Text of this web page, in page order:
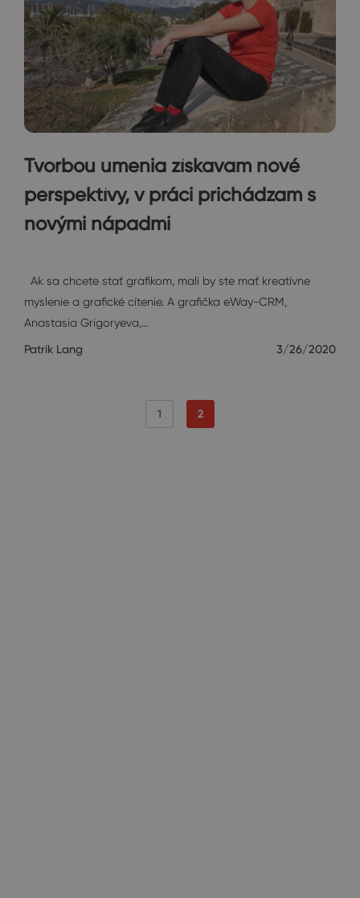
Tvorbou umenia získavam nové
perspektívy, v práci prichádzam s
novými nápadmi
Ak sa chcete stať grafikom, mali by ste mať kreatívne
myslenie a grafické cítenie. A grafička eWay-CRM,
Anastasia Grigoryeva,…
Patrik Lang 3/26/2020
1 2